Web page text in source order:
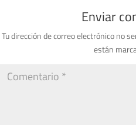
Enviar
Tu dirección de correo electrónico no
están